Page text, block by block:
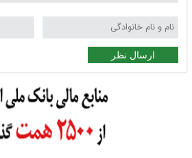
ارسال نظر